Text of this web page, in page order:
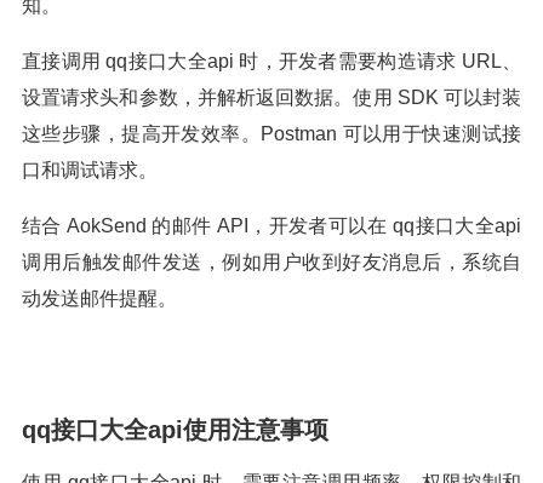
知。
直接调用 qq接口大全api 时，开发者需要构造请求 URL、
设置请求头和参数，并解析返回数据。使用 SDK 可以封装
这些步骤，提高开发效率。Postman 可以用于快速测试接
口和调试请求。
结合 AokSend 的邮件 API，开发者可以在 qq接口大全api
调用后触发邮件发送，例如用户收到好友消息后，系统自
动发送邮件提醒。
qq接口大全api使用注意事项